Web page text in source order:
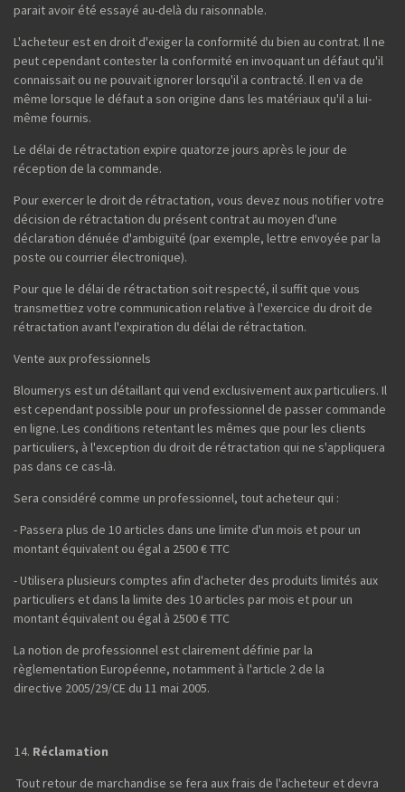
parait avoir été essayé au-delà du raisonnable.
L'acheteur est en droit d'exiger la conformité du bien au contrat. Il ne
peut cependant contester la conformité en invoquant un défaut qu'il
connaissait ou ne pouvait ignorer lorsqu'il a contracté. Il en va de
même lorsque le défaut a son origine dans les matériaux qu'il a lui-
même fournis.
Le délai de rétractation expire quatorze jours après le jour de
réception de la commande.
Pour exercer le droit de rétractation, vous devez nous notifier votre
décision de rétractation du présent contrat au moyen d'une
déclaration dénuée d'ambiguïté (par exemple, lettre envoyée par la
poste ou courrier électronique).
Pour que le délai de rétractation soit respecté, il suffit que vous
transmettiez votre communication relative à l'exercice du droit de
rétractation avant l'expiration du délai de rétractation.
Vente aux professionnels
Bloumerys est un détaillant qui vend exclusivement aux particuliers. Il
est cependant possible pour un professionnel de passer commande
en ligne. Les conditions retentant les mêmes que pour les clients
particuliers, à l'exception du droit de rétractation qui ne s'appliquera
pas dans ce cas-là.
Sera considéré comme un professionnel, tout acheteur qui :
- Passera plus de 10 articles dans une limite d'un mois et pour un
montant équivalent ou égal a 2500 € TTC
- Utilisera plusieurs comptes afin d'acheter des produits limités aux
particuliers et dans la limite des 10 articles par mois et pour un
montant équivalent ou égal à 2500 € TTC
La notion de professionnel est clairement définie par la
règlementation Européenne, notamment à l'article 2 de la
directive 2005/29/CE du 11 mai 2005.
Réclamation
Tout retour de marchandise se fera aux frais de l'acheteur et devra